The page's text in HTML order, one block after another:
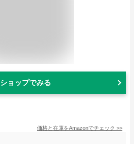
ショップでみる
価格と在庫をAmazonでチェック >>